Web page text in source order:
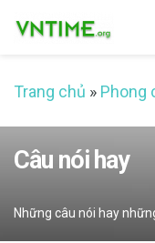
Trang chủ » Phong
Câu nói hay
Những câu nói hay